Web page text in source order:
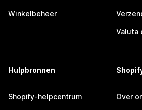
Winkelbeheer
Valuta
Hulpbronnen
Shopify-helpcentrum Over